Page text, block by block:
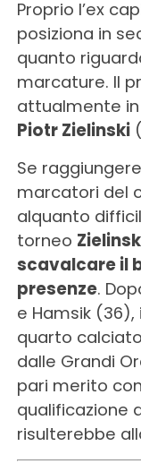
Proprio l’ex
posiziona in
quanto
marcature. Il
attualmente in
Piotr Zielinski
Se
marcatori del
alquanto
torneo
scavalcare il
presenze.
e Hamsik
quarto
dalle Grandi
pari merito
qualificazione
risulterebbe